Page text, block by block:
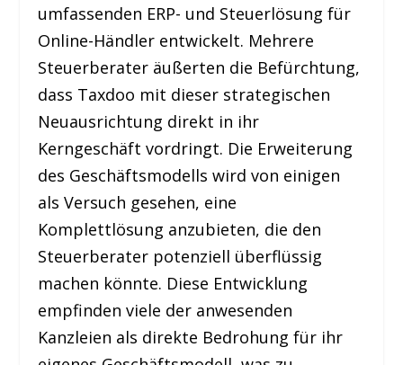
umfassenden ERP- und Steuerlösung für
Online-Händler entwickelt. Mehrere
Steuerberater äußerten die Befürchtung,
dass Taxdoo mit dieser strategischen
Neuausrichtung direkt in ihr
Kerngeschäft vordringt. Die Erweiterung
des Geschäftsmodells wird von einigen
als Versuch gesehen, eine
Komplettlösung anzubieten, die den
Steuerberater potenziell überflüssig
machen könnte. Diese Entwicklung
empfinden viele der anwesenden
Kanzleien als direkte Bedrohung für ihr